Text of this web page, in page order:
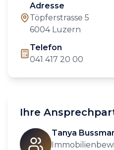
Adresse
Töpferstrasse 5
6004 Luzern
Telefon
041 417 20 00
Ihre
Tanya